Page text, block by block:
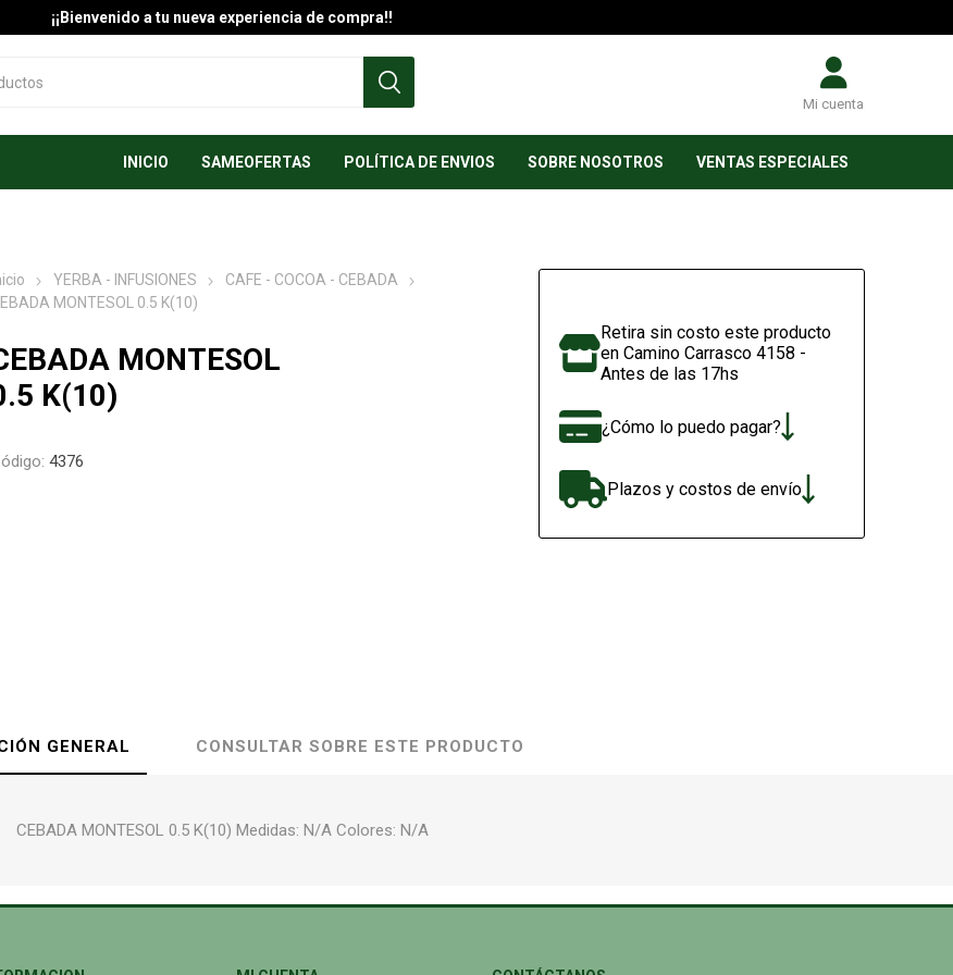
¡¡Bienvenido a tu nueva experiencia de compra!!
Mi cuenta
INICIO SAMEOFERTAS POLÍTICA DE ENVIOS SOBRE NOSOTROS VENTAS ESPECIALES
YERBA - INFUSIONES
CAFE - COCOA - CEBADA
MONTESOL 0.5 K(10)
MONTESOL
K(10)
4376
Retira sin costo este producto
en Camino Carrasco 4158 -
Antes de las 17hs
¿Cómo lo puedo pagar?
Plazos y costos de envío
GENERAL CONSULTAR SOBRE ESTE PRODUCTO
CEBADA MONTESOL 0.5 K(10) Medidas: N/A Colores: N/A